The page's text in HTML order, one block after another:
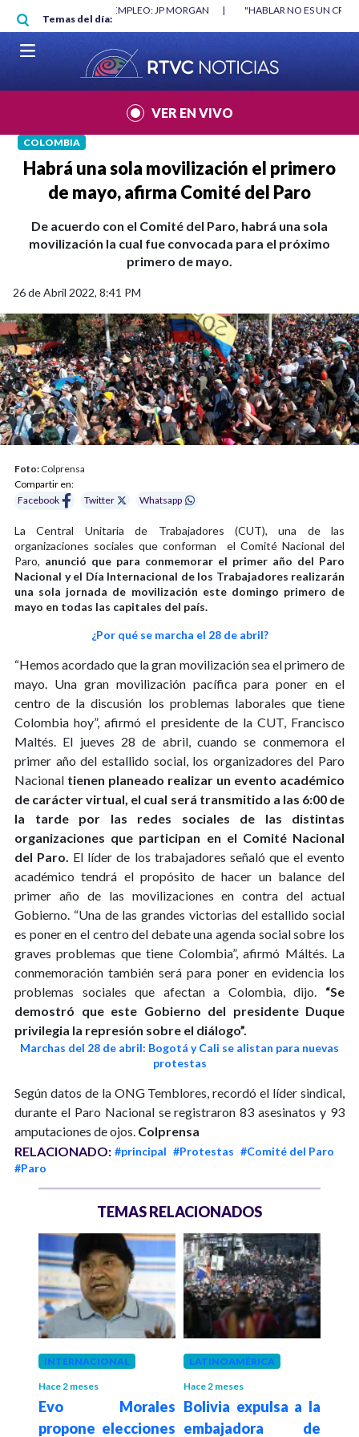
Pasar al contenido principal
Temas del día:
"HABLAR NO ES UN CRIMEN": CARTA DE BETO CORAL |
VER EN VIVO
COLOMBIA
Habrá una sola movilización el primero
de mayo, afirma Comité del Paro
De acuerdo con el Comité del Paro, habrá una sola
movilización la cual fue convocada para el próximo
primero de mayo.
26 de Abril 2022, 8:41 PM
Foto: Colprensa
Compartir en:
Facebook
Twitter Whatsapp
La Central Unitaria de Trabajadores (CUT), una de las
organizaciones sociales que conforman el Comité Nacional del
Paro, anunció que para conmemorar el primer año del Paro
Nacional y el Día Internacional de los Trabajadores realizarán
una sola jornada de movilización este domingo primero de
mayo en todas las capitales del país.
¿Por qué se marcha el 28 de abril?
“Hemos acordado que la gran movilización sea el primero de
mayo. Una gran movilización pacífica para poner en el
centro de la discusión los problemas laborales que tiene
Colombia hoy”, afirmó el presidente de la CUT, Francisco
Maltés. El jueves 28 de abril, cuando se conmemora el
primer año del estallido social, los organizadores del Paro
Nacional tienen planeado realizar un evento académico
de carácter virtual, el cual será transmitido a las 6:00 de
la tarde por las redes sociales de las distintas
organizaciones que participan en el Comité Nacional
del Paro. El líder de los trabajadores señaló que el evento
académico tendrá el propósito de hacer un balance del
primer año de las movilizaciones en contra del actual
Gobierno. “Una de las grandes victorias del estallido social
es poner en el centro del debate una agenda social sobre los
graves problemas que tiene Colombia”, afirmó Máltés. La
conmemoración también será para poner en evidencia los
problemas sociales que afectan a Colombia, dijo. “Se
demostró que este Gobierno del presidente Duque
privilegia la represión sobre el diálogo”.
Marchas del 28 de abril: Bogotá y Cali se alistan para nuevas
protestas
Según datos de la ONG Temblores, recordó el líder sindical,
durante el Paro Nacional se registraron 83 asesinatos y 93
amputaciones de ojos. Colprensa
RELACIONADO: #principal #Protestas #Comité del Paro
#Paro
TEMAS RELACIONADOS
INTERNACIONAL
Hace 2 meses
Evo Morales
propone elecciones
LATINOAMÉRICA
Hace 2 meses
Bolivia expulsa a la
embajadora de